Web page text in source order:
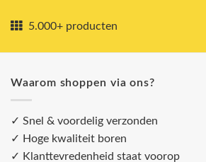
5.000+ producten
Waarom shoppen via ons?
✓ Snel & voordelig verzonden
✓ Hoge kwaliteit boren
✓ Klanttevredenheid staat voorop